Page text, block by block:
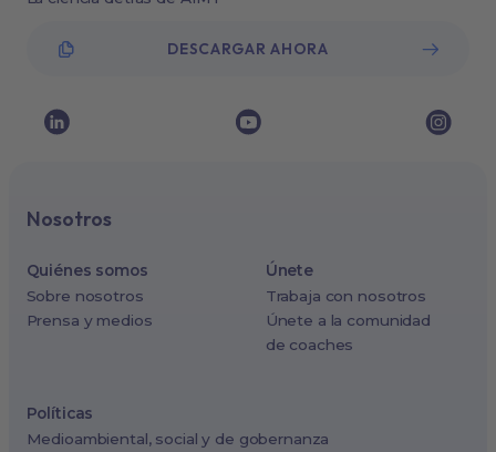
DESCARGAR AHORA
Nosotros
Quiénes somos
Sobre nosotros
Prensa y medios
Únete
Trabaja con nosotros
Únete a la comunidad
de coaches
Políticas
Medioambiental, social y de gobernanza